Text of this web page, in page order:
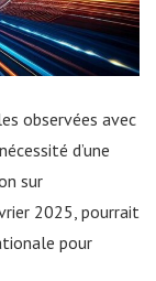
observées avec
d’une
sur
2025, pourrait
pour